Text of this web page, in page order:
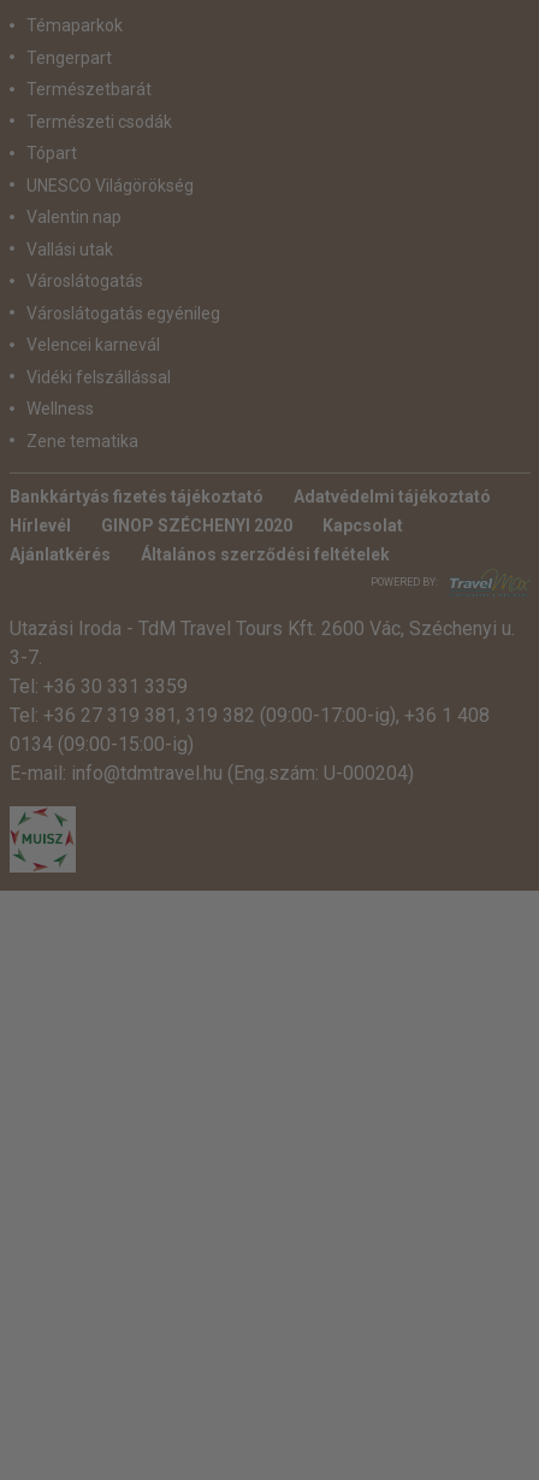
Témaparkok
Tengerpart
Természetbarát
Természeti csodák
Tópart
UNESCO Világörökség
Valentin nap
Vallási utak
Városlátogatás
Városlátogatás egyénileg
Velencei karnevál
Vidéki felszállással
Wellness
Zene tematika
Bankkártyás fizetés tájékoztató
Adatvédelmi tájékoztató
Hírlevél
GINOP SZÉCHENYI 2020
Kapcsolat
Ajánlatkérés
Általános szerződési feltételek
POWERED BY:
Utazási Iroda - TdM Travel Tours Kft. 2600 Vác, Széchenyi u.
3-7.
Tel: +36 30 331 3359
Tel: +36 27 319 381 , 319 382 (09:00-17:00-ig), +36 1 408
0134 (09:00-15:00-ig)
E-mail: info@tdmtravel.hu (Eng.szám: U-000204)